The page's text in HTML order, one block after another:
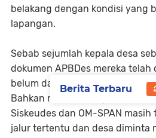
belakang dengan kondisi yang
lapangan.
Sebab sejumlah kepala desa
dokumen APBDes mereka
belum dapat diproses lebih
Bahkan muncul pengakuan
Siskeudes dan OM-SPAN
jalur tertentu dan desa diminta
Berita Terbaru